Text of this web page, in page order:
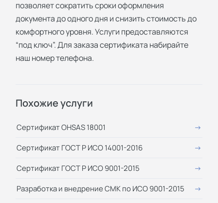
позволяет сократить сроки оформления
документа до одного дня и снизить стоимость до
комфортного уровня. Услуги предоставляются
“под ключ”. Для заказа сертификата набирайте
наш номер телефона.
Похожие услуги
Сертификат OHSAS 18001
Сертификат ГОСТ Р ИСО 14001-2016
Сертификат ГОСТ Р ИСО 9001-2015
Разработка и внедрение СМК по ИСО 9001-2015